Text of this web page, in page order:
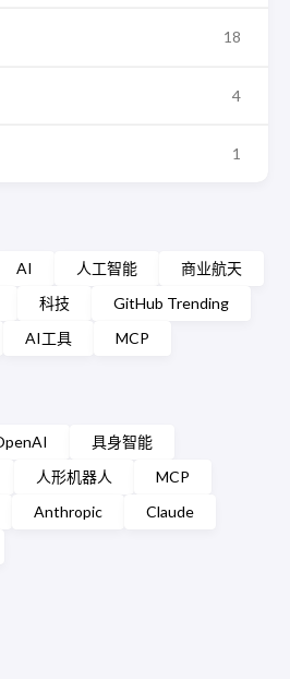
18
4
1
AI 人工智能
商业航天
科技
GitHub Trending
AI工具 MCP
具身智能
人形机器人
MCP
Anthropic
Claude